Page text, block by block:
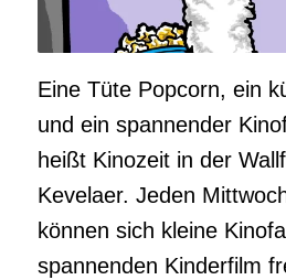
Eine Tüte Popcorn, ein
und ein spannender
heißt Kinozeit in der
Kevelaer. Jeden
können sich kleine
spannenden Kinderfilm